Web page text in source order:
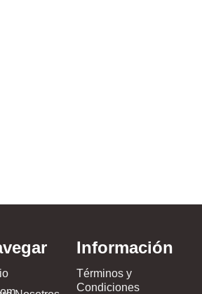
Información
Términos y
Condiciones